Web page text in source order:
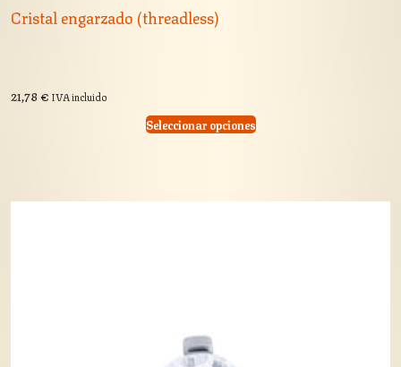
Cristal engarzado (threadless)
21,78€ IVA incluido
Seleccionar opciones